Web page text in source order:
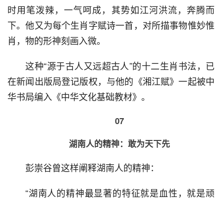
时用笔泼辣，一气呵成，其势如江河洪流，奔腾而
下。他又为每个生肖字赋诗一首，对所描事物惟妙惟
肖，物的形神刻画入微。
这种“源于古人又远超古人”的十二生肖书法，已
在新闻出版局登记版权，与他的《湘江赋》一起被中
华书局编入《中华文化基础教材》。
07
湖南人的精神：敢为天下先
彭崇谷曾这样阐释湖南人的精神：
“湖南人的精神最显著的特征就是血性，就是顽